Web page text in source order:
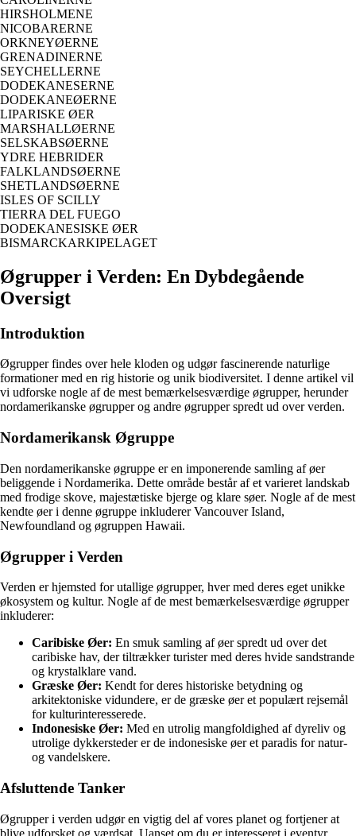
HIRSHOLMENE
NICOBARERNE
ORKNEYØERNE
GRENADINERNE
SEYCHELLERNE
DODEKANESERNE
DODEKANEØERNE
LIPARISKE ØER
MARSHALLØERNE
SELSKABSØERNE
YDRE HEBRIDER
FALKLANDSØERNE
SHETLANDSØERNE
ISLES OF SCILLY
TIERRA DEL FUEGO
DODEKANESISKE ØER
BISMARCKARKIPELAGET
Øgrupper i Verden: En Dybdegående
Oversigt
Introduktion
Øgrupper findes over hele kloden og udgør fascinerende naturlige
formationer med en rig historie og unik biodiversitet. I denne artikel vil
vi udforske nogle af de mest bemærkelsesværdige øgrupper, herunder
nordamerikanske øgrupper og andre øgrupper spredt ud over verden.
Nordamerikansk Øgruppe
Den nordamerikanske øgruppe er en imponerende samling af øer
beliggende i Nordamerika. Dette område består af et varieret landskab
med frodige skove, majestætiske bjerge og klare søer. Nogle af de mest
kendte øer i denne øgruppe inkluderer Vancouver Island,
Newfoundland og øgruppen Hawaii.
Øgrupper i Verden
Verden er hjemsted for utallige øgrupper, hver med deres eget unikke
økosystem og kultur. Nogle af de mest bemærkelsesværdige øgrupper
inkluderer:
Caribiske Øer: En smuk samling af øer spredt ud over det
caribiske hav, der tiltrækker turister med deres hvide sandstrande
og krystalklare vand.
Græske Øer: Kendt for deres historiske betydning og
arkitektoniske vidundere, er de græske øer et populært rejsemål
for kulturinteresserede.
Indonesiske Øer: Med en utrolig mangfoldighed af dyreliv og
utrolige dykkersteder er de indonesiske øer et paradis for natur-
og vandelskere.
Afsluttende Tanker
Øgrupper i verden udgør en vigtig del af vores planet og fortjener at
blive udforsket og værdsat. Uanset om du er interesseret i eventyr,